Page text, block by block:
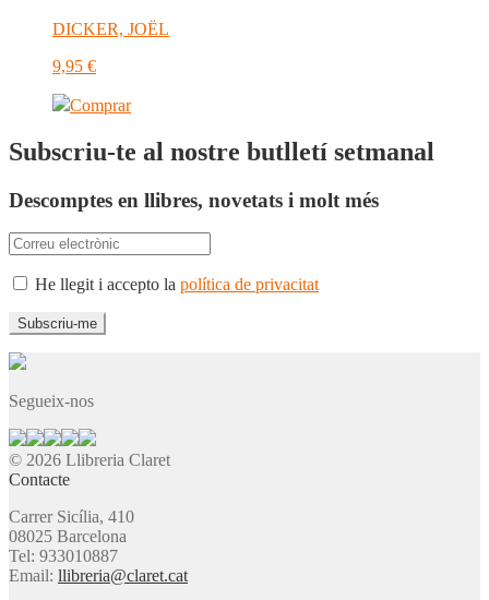
DICKER, JOËL
9,95 €
Comprar
Subscriu-te al nostre butlletí setmanal
Descomptes en llibres, novetats i molt més
He llegit i accepto la política de privacitat
Segueix-nos
© 2026 Llibreria Claret
Contacte
Carrer Sicília, 410
08025 Barcelona
Tel: 933010887
Email: llibreria@claret.cat